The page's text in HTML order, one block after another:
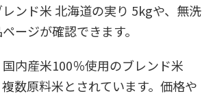
ンド米 北海道の実り 5kgや、無洗
ージが確認できます。
内産米100％使用のブレンド米
数原料米とされています。価格や